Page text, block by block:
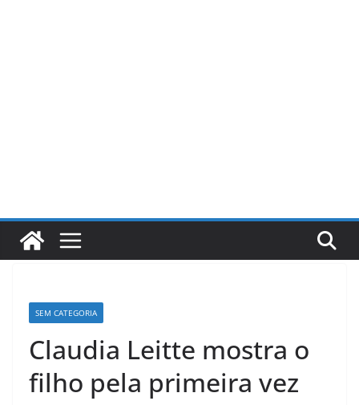
SEM CATEGORIA
Claudia Leitte mostra o
filho pela primeira vez